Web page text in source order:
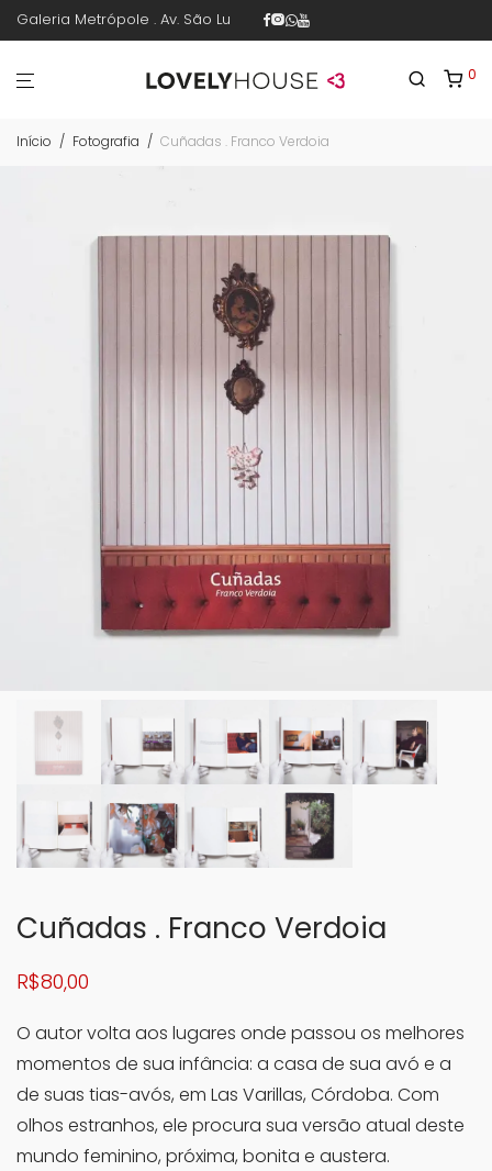
Galeria Metrópole . Av. São Luís 187 . sala 30 . 1º piso . República .
0
Início / Fotografia / Cuñadas . Franco Verdoia
Cuñadas . Franco Verdoia
R$80,00
O autor volta aos lugares onde passou os melhores
momentos de sua infância: a casa de sua avó e a
de suas tias-avós, em Las Varillas, Córdoba. Com
olhos estranhos, ele procura sua versão atual deste
mundo feminino, próxima, bonita e austera.